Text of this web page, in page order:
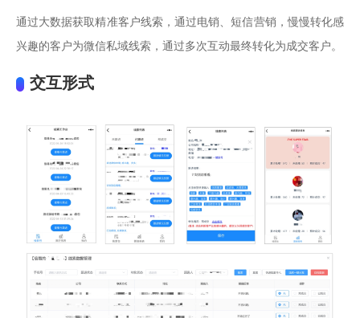
通过大数据获取精准客户线索，通过电销、短信营销，慢慢转化感
兴趣的客户为微信私域线索，通过多次互动最终转化为成交客户。
交互形式